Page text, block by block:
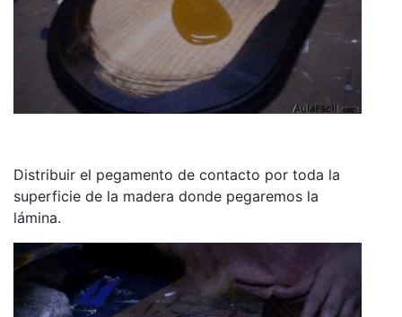
Distribuir el pegamento de contacto por toda la
superficie de la madera donde pegaremos la
lámina.